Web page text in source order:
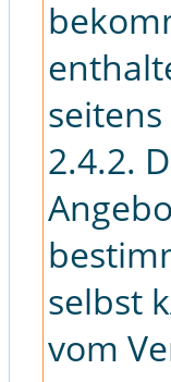
2.4.2.
selbst
vom